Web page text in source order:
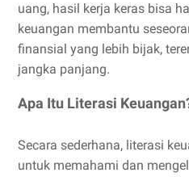
uang, hasil kerja keras bisa
keuangan membantu
finansial yang lebih bijak,
jangka panjang.
Apa Itu Literasi
Secara sederhana, literasi
untuk memahami dan